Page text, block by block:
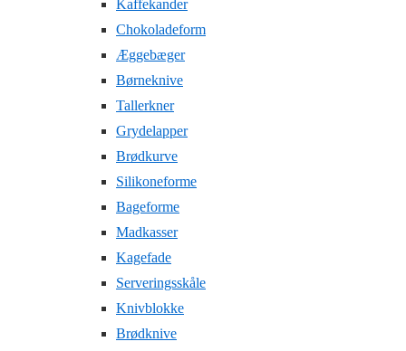
Kaffekander
Chokoladeform
Æggebæger
Børneknive
Tallerkner
Grydelapper
Brødkurve
Silikoneforme
Bageforme
Madkasser
Kagefade
Serveringsskåle
Knivblokke
Brødknive